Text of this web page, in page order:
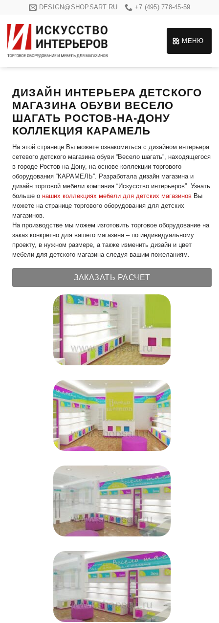
content
DESIGN@SHOPSART.RU +7 (495) 778-45-59
МЕНЮ
ДИЗАЙН ИНТЕРЬЕРА ДЕТСКОГО
МАГАЗИНА ОБУВИ ВЕСЕЛО
ШАГАТЬ РОСТОВ-НА-ДОНУ
КОЛЛЕКЦИЯ КАРАМЕЛЬ
На этой странице Вы можете ознакомиться с дизайном интерьера
сетевого детского магазина обуви “Весело шагать”, находящегося
в городе Ростов-на-Дону, на основе коллекции торгового
оборудования “КАРАМЕЛЬ”. Разработала дизайн магазина и
дизайн торговой мебели компания “Искусство интерьеров”. Узнать
больше о наших коллекциях мебели для детских магазинов Вы
можете на странице торгового оборудования для детских
магазинов.
На производстве мы можем изготовить торговое оборудование на
заказ конкретно для вашего магазина – по индивидуальному
проекту, в нужном размере, а также изменить дизайн и цвет
мебели для детского магазина следуя вашим пожеланиям.
ЗАКАЗАТЬ РАСЧЕТ